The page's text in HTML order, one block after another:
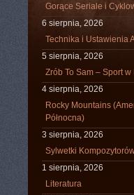
Gorące Seriale i
6 sierpnia, 2026
Technika i Ustawienia
5 sierpnia, 2026
Zrób To Sam – Sport w
4 sierpnia, 2026
Rocky Mountains
Północna)
3 sierpnia, 2026
Sylwetki
1 sierpnia, 2026
Literatura